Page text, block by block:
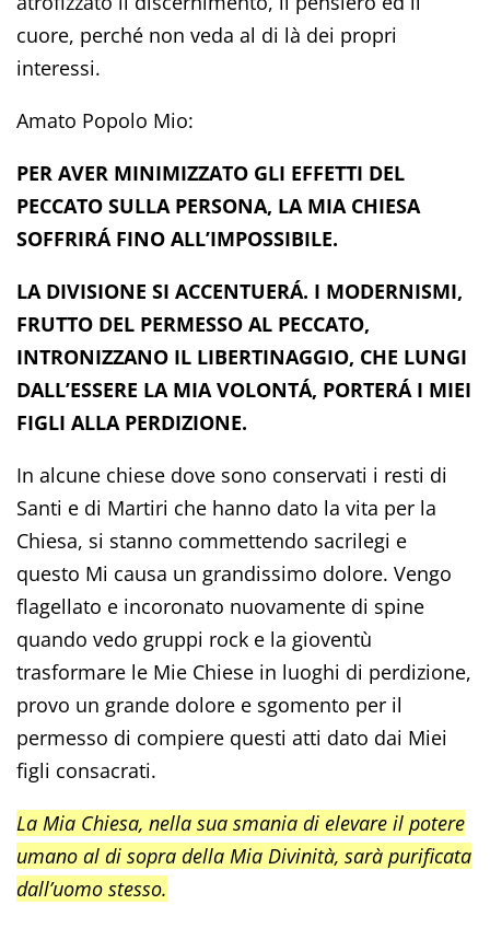
cuore, perché non veda al di là dei propri
interessi.
Amato Popolo Mio:
PER AVER MINIMIZZATO GLI EFFETTI DEL
PECCATO SULLA PERSONA, LA MIA CHIESA
SOFFRIRÁ FINO ALL’IMPOSSIBILE.
LA DIVISIONE SI ACCENTUERÁ. I MODERNISMI,
FRUTTO DEL PERMESSO AL PECCATO,
INTRONIZZANO IL LIBERTINAGGIO, CHE LUNGI
DALL’ESSERE LA MIA VOLONTÁ, PORTERÁ I MIEI
FIGLI ALLA PERDIZIONE.
In alcune chiese dove sono conservati i resti di
Santi e di Martiri che hanno dato la vita per la
Chiesa, si stanno commettendo sacrilegi e
questo Mi causa un grandissimo dolore. Vengo
flagellato e incoronato nuovamente di spine
quando vedo gruppi rock e la gioventù
trasformare le Mie Chiese in luoghi di perdizione,
provo un grande dolore e sgomento per il
permesso di compiere questi atti dato dai Miei
figli consacrati.
La Mia Chiesa, nella sua smania di elevare il potere
umano al di sopra della Mia Divinità, sarà purificata
dall’uomo stesso.